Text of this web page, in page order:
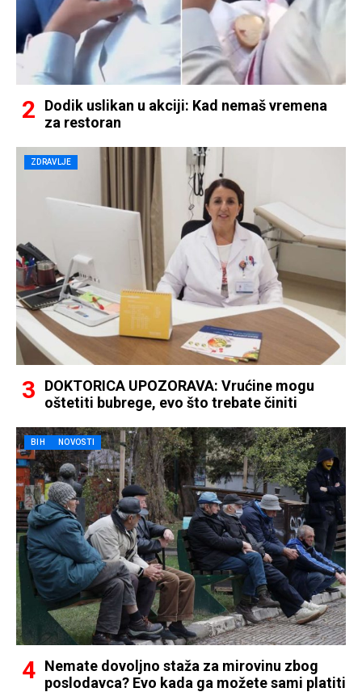
Dodik uslikan u akciji: Kad nemaš vremena
za restoran
ZDRAVLJE
DOKTORICA UPOZORAVA: Vrućine mogu
oštetiti bubrege, evo što trebate činiti
BIH NOVOSTI
Nemate dovoljno staža za mirovinu zbog
poslodavca? Evo kada ga možete sami platiti